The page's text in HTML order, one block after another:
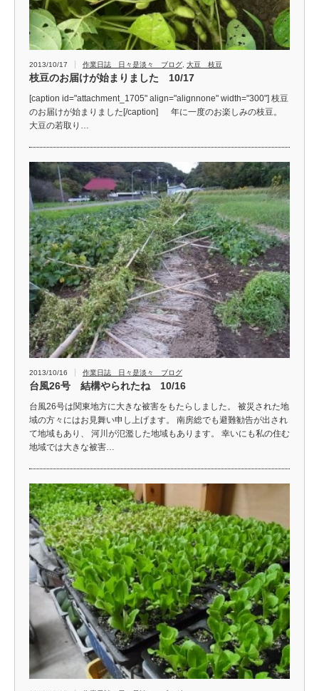
2013/10/17 作業日誌 日々是淡々 ブログ 大豆 枝豆
枝豆のお届けが始まりました 10/17
[caption id="attachment_1705" align="alignnone" width="300"] 枝豆
のお届けが始まりました[/caption] 年に一度のお楽しみの枝豆。
大豆の若取り…
2013/10/16 作業日誌 日々是淡々 ブログ
台風26号 結構やられたね 10/16
台風26号は関東地方に大きな被害をもたらしました。 被災された地
域の方々にはお見舞い申し上げます。 南房総でも避難勧告が出され
て地域もあり、 河川が氾濫した地域もあります。 幸いにも私の住む
地域では大きな被害…